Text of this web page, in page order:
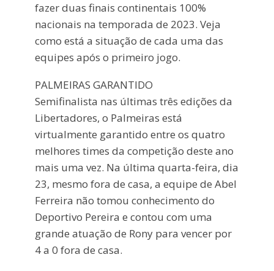
fazer duas finais continentais 100%
nacionais na temporada de 2023. Veja
como está a situação de cada uma das
equipes após o primeiro jogo.
PALMEIRAS GARANTIDO
Semifinalista nas últimas três edições da
Libertadores, o Palmeiras está
virtualmente garantido entre os quatro
melhores times da competição deste ano
mais uma vez. Na última quarta-feira, dia
23, mesmo fora de casa, a equipe de Abel
Ferreira não tomou conhecimento do
Deportivo Pereira e contou com uma
grande atuação de Rony para vencer por
4 a 0 fora de casa.